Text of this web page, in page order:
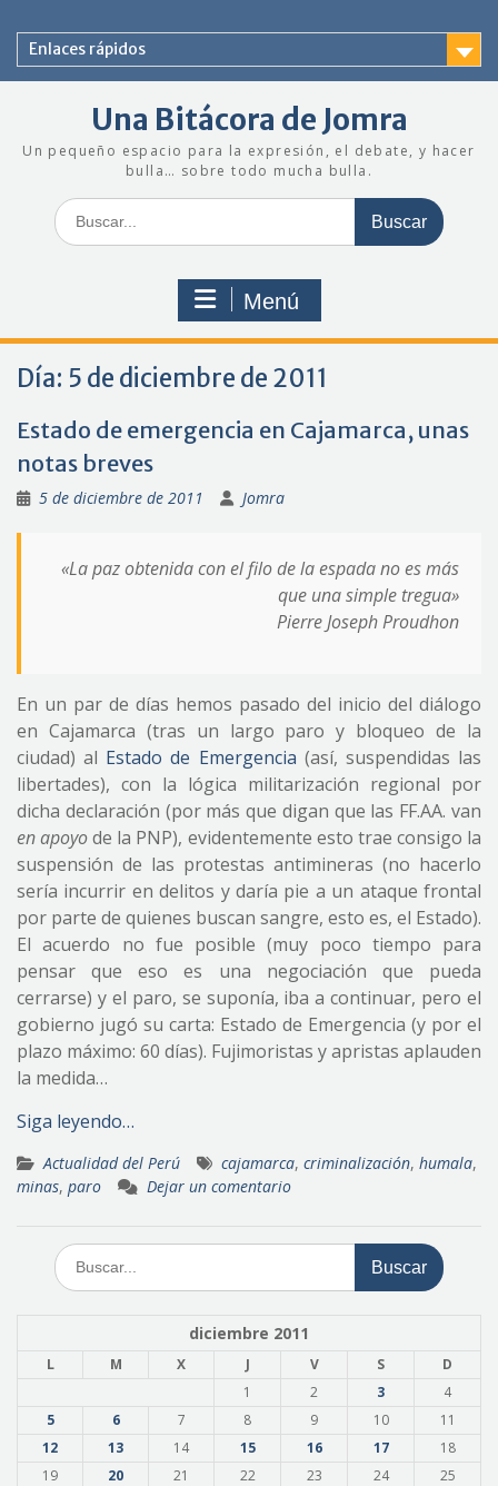
contenido
Enlaces rápidos
Una Bitácora de Jomra
Un pequeño espacio para la expresión, el debate, y hacer
bulla… sobre todo mucha bulla.
Buscar:
Menú
Día: 5 de diciembre de 2011
Estado de emergencia en Cajamarca, unas
notas breves
5 de diciembre de 2011 Jomra
«La paz obtenida con el filo de la espada no es más
que una simple tregua»
Pierre Joseph Proudhon
En un par de días hemos pasado del inicio del diálogo
en Cajamarca (tras un largo paro y bloqueo de la
ciudad) al Estado de Emergencia (así, suspendidas las
libertades), con la lógica militarización regional por
dicha declaración (por más que digan que las FF.AA. van
en apoyode la PNP), evidentemente esto trae consigo la
suspensión de las protestas antimineras (no hacerlo
sería incurrir en delitos y daría pie a un ataque frontal
por parte de quienes buscan sangre, esto es, el Estado).
El acuerdo no fue posible (muy poco tiempo para
pensar que eso es una negociación que pueda
cerrarse) y el paro, se suponía, iba a continuar, pero el
gobierno jugó su carta: Estado de Emergencia (y por el
plazo máximo: 60 días). Fujimoristas y apristas aplauden
la medida…
Siga leyendo…
Actualidad del Perú cajamarca, criminalización, humala,
minas, paro Dejar un comentario
Buscar:
diciembre 2011
L M X J V S
D
1
2 3
4
5
6 7 8 9 10
11
12
13 14 15 16 17
18
19
20 21 22 23 24
25